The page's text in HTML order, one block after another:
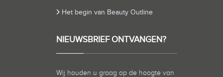
Het begin van Beauty Outline
NIEUWSBRIEF ONTVANGEN?
Wij houden u graag op de hoogte van